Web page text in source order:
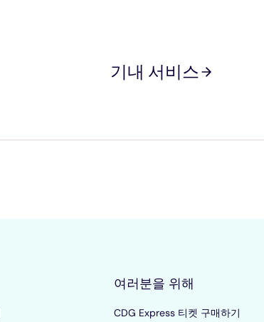
기내 서비스
여러분을 위해
CDG Express 티켓 구매하기